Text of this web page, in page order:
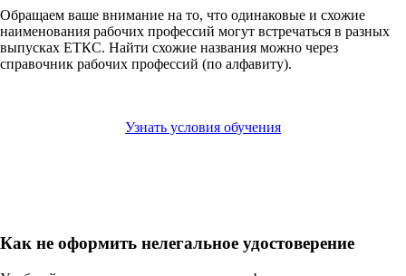
Обращаем ваше внимание на то, что одинаковые и схожие
наименования рабочих профессий могут встречаться в разных
выпусках ЕТКС. Найти схожие названия можно через
справочник рабочих профессий (по алфавиту).
Узнать условия обучения
Как не оформить нелегальное удостоверение